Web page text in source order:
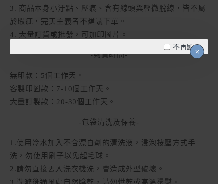
不再顯示
3. 商品本身小汙點、壓痕、含有線頭與輕微脫線，皆不屬
於瑕疵，完美主義者不建議下單。
4. 大量訂貨或批發，可加印圖片。
-到貨時間-
無印款：5個工作天。
客製印圖款：7-10個工作天。
大量訂製款：20-30個工作天。
-包袋清洗及保養-
1.使用冷水加入不含漂白劑的清洗液，浸泡按壓方式手
洗，勿使用刷子以免起毛球。
2.請勿直接丟入洗衣機洗，會造成外型破壞。
3.洗滌後通風處自然陰乾，請勿烘乾或高溫燙熨。